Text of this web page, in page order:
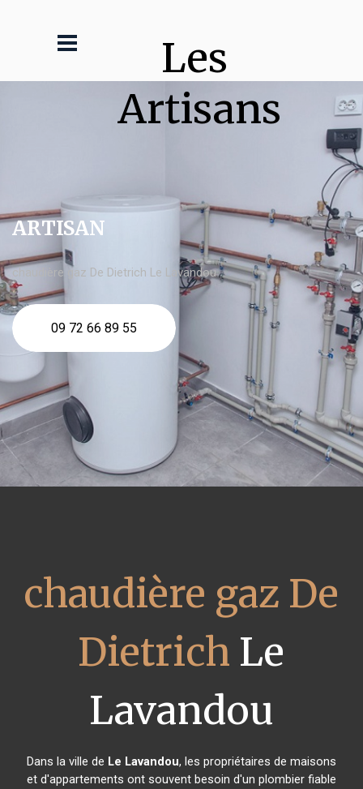
Les
Artisans
ARTISAN
chaudière gaz De Dietrich Le Lavandou
09 72 66 89 55
chaudière gaz De
Dietrich Le
Lavandou
Dans la ville de Le Lavandou, les propriétaires de maisons
et d'appartements ont souvent besoin d'un plombier fiable